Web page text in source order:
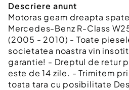
Descriere anunt
Motoras geam dreapta
Mercedes-Benz R-Class
(2005 - 2010) - Toate
societatea noastra vin
garantie! - Dreptul de retur
este de 14 zile. - Trimitem
toata tara cu posibilitate